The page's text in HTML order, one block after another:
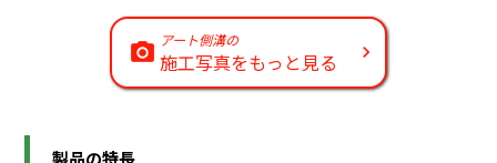
アート側溝の
施工写真をもっと見る
製品の特長